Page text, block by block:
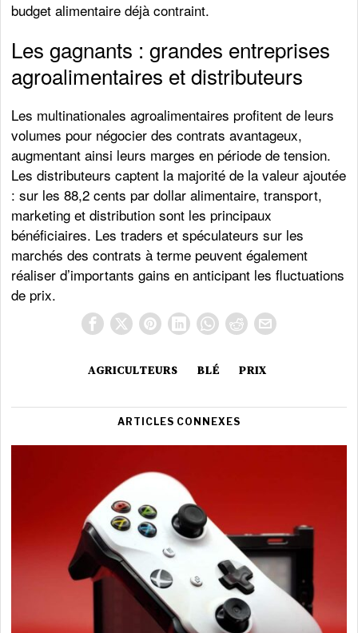
budget alimentaire déjà contraint.
Les gagnants : grandes entreprises
agroalimentaires et distributeurs
Les multinationales agroalimentaires profitent de leurs
volumes pour négocier des contrats avantageux,
augmentant ainsi leurs marges en période de tension.
Les distributeurs captent la majorité de la valeur ajoutée
: sur les 88,2 cents par dollar alimentaire, transport,
marketing et distribution sont les principaux
bénéficiaires. Les traders et spéculateurs sur les
marchés des contrats à terme peuvent également
réaliser d’importants gains en anticipant les fluctuations
de prix.
AGRICULTEURS BLÉ PRIX
ARTICLES CONNEXES